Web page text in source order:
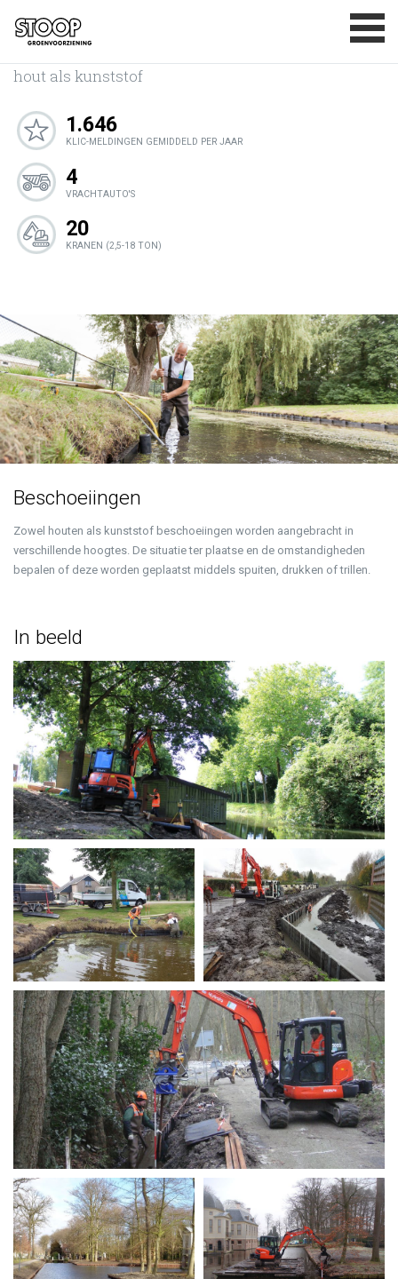
BASISDOELSTELLINGEN
MAATSCHAPPELIJK VERANTWOORD
ONDERNEMEN
PRIVACYVERKLARING
Beschoeiingen aanbrengen of vervangen van zowel
hout als kunststof
1.646
KLIC-MELDINGEN GEMIDDELD PER JAAR
4
VRACHTAUTO'S
20
KRANEN (2,5-18 TON)
Beschoeiingen
Zowel houten als kunststof beschoeiingen worden aangebracht in
verschillende hoogtes. De situatie ter plaatse en de omstandigheden
bepalen of deze worden geplaatst middels spuiten, drukken of trillen.
In beeld